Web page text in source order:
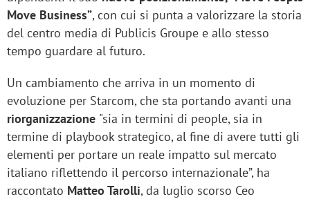
Move Business”, con cui si punta a valorizzare la storia
del centro media di Publicis Groupe e allo stesso
tempo guardare al futuro.
Un cambiamento che arriva in un momento di
evoluzione per Starcom, che sta portando avanti una
riorganizzazione "sia in termini di people, sia in
termine di playbook strategico, al fine di avere tutti gli
elementi per portare un reale impatto sul mercato
italiano riflettendo il percorso internazionale”, ha
raccontato Matteo Tarolli, da luglio scorso Ceo